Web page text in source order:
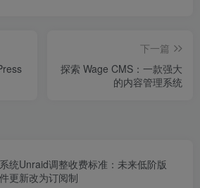
下一篇
探索 Wage CMS：一款强大
的内容管理系统
统Unraid调整收费标准：未来低阶版
更新改为订阅制